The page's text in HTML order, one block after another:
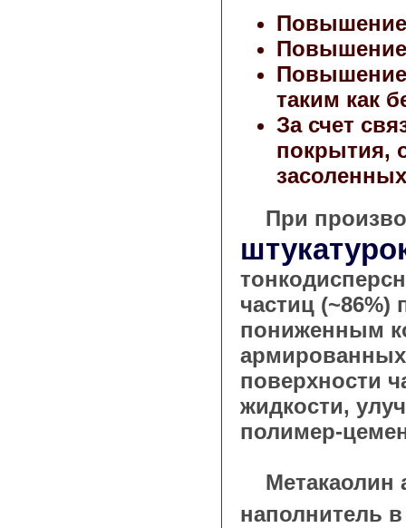
Повышение
Повышение
Повышение
таким как
За счет
покрытия,
При
частиц (~86%)
пониженным
поверхности
жидкости,
полимер-
Метакаолин
наполнитель